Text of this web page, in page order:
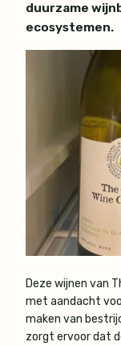
duurzame
ecosystemen.
Deze wijnen van
met aandacht
maken van
zorgt ervoor dat